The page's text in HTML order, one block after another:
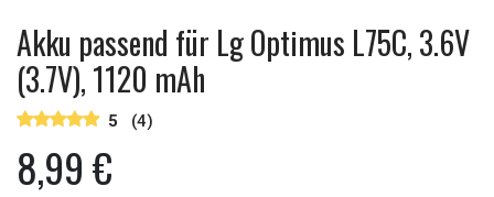
Akku passend für Lg Optimus L75C, 3.6V
(3.7V), 1120 mAh
5 (4)
8,99 €